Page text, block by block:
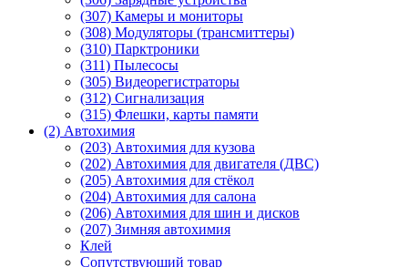
(307) Камеры и мониторы
(308) Модуляторы (трансмиттеры)
(310) Парктроники
(311) Пылесосы
(305) Видеорегистраторы
(312) Сигнализация
(315) Флешки, карты памяти
(2) Автохимия
(203) Автохимия для кузова
(202) Автохимия для двигателя (ДВС)
(205) Автохимия для стёкол
(204) Автохимия для салона
(206) Автохимия для шин и дисков
(207) Зимняя автохимия
Клей
Сопутствующий товар